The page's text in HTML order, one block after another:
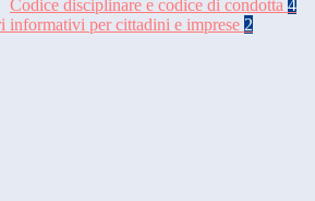
Codice disciplinare e codice di condotta 4
informativi per cittadini e imprese 2